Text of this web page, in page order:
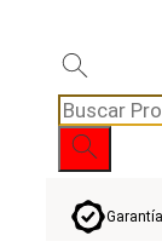
de
Garantía